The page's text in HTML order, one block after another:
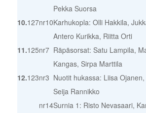
Pekka Suorsa
10.127nr10Karhukopla: Olli Hakkila,
Antero Kurikka, Riitta Orti
11.125nr7 Räpäsorsat: Satu Lampila,
Kangas, Sirpa Marttila
12.123nr3 Nuotit hukassa: Liisa
Seija Rannikko
nr14Surnia 1: Risto Nevasaari,